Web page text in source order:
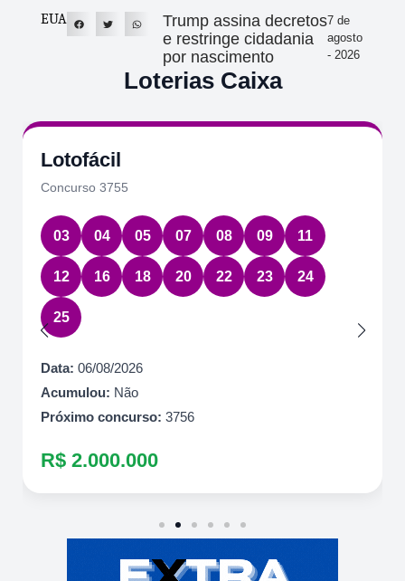
EUA
Trump assina decretos
e restringe cidadania
por nascimento
7 de
agosto
- 2026
Loterias Caixa
Lotofácil
Concurso 3755
03 04 05 07 08 09 11
12 16 18 20 22 23 24
25
Data: 06/08/2026
Acumulou: Não
Próximo concurso: 3756
R$ 2.000.000